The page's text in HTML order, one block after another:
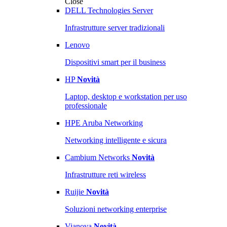
DELL Technologies Server
Infrastrutture server tradizionali
Lenovo
Dispositivi smart per il business
HPNovità
Laptop, desktop e workstation per uso
professionale
HPE Aruba Networking
Networking intelligente e sicura
Cambium Networks Novità
Infrastrutture reti wireless
Ruijie Novità
Soluzioni networking enterprise